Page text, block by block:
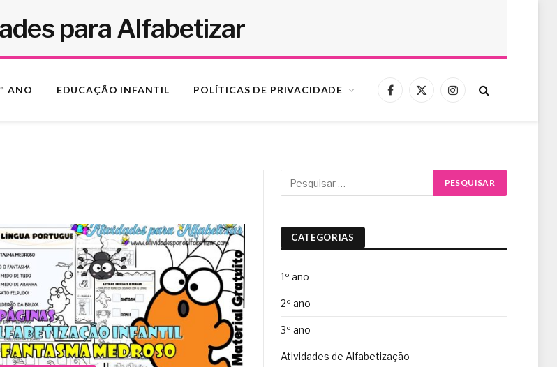
para Alfabetizar
ANO EDUCAÇÃO INFANTIL POLÍTICAS DE PRIVACIDADE
Facebook
X
Instagram
CATEGORIAS
1º ano
2º ano
3º ano
Atividades de Alfabetização